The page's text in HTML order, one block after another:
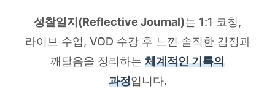
성찰일지(Reflective Journal)는 1:1 코칭,
라이브 수업, VOD 수강 후 느낀 솔직한 감정과
깨달음을 정리하는 체계적인 기록의
과정입니다.